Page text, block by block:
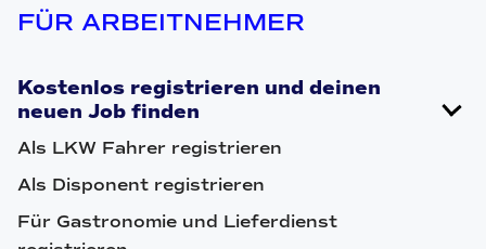
FÜR ARBEITNEHMER
Kostenlos registrieren und deinen
neuen Job finden
Als LKW Fahrer registrieren
Als Disponent registrieren
Für Gastronomie und Lieferdienst